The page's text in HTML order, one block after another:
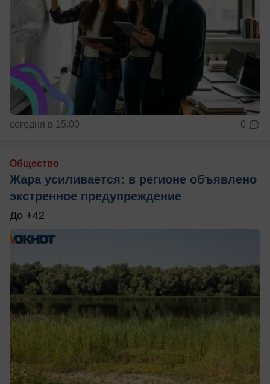
сегодня в 15:00 0
Общество
Жара усиливается: в регионе объявлено
экстренное предупреждение
До +42